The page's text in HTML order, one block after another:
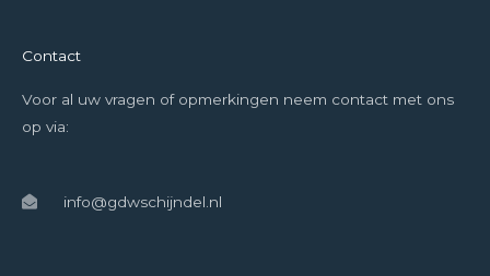
Contact
Voor al uw vragen of opmerkingen neem contact met ons
op via:
info@gdwschijndel.nl